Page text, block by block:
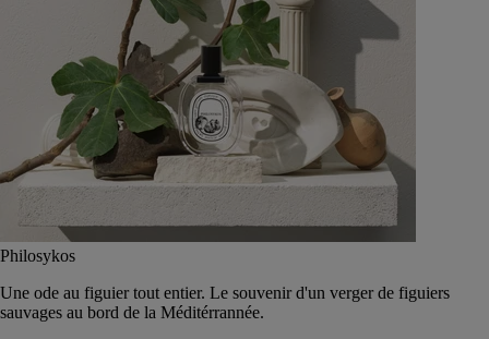
Philosykos
Une ode au figuier tout entier. Le souvenir d'un verger de figuiers
sauvages au bord de la Méditérrannée.